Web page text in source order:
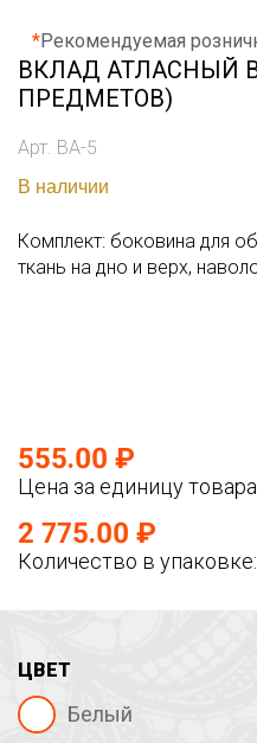
*Рекомендуемая
ВКЛАД АТЛАСНЫЙ
ПРЕДМЕТОВ)
Арт. ВА-5
В наличии
Комплект: боковина для
ткань на дно и верх,
555.00 ₽
Цена за единицу товара
2 775.00 ₽
Количество в
ЦВЕТ
Белый